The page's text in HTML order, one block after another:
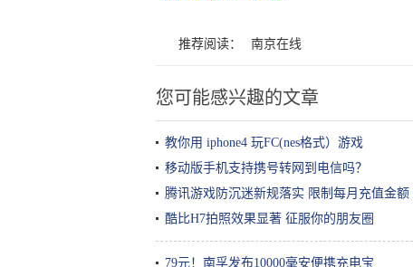
推荐阅读： 南京在线
您可能感兴趣的文章
教你用 iphone4 玩FC(nes格式）游戏
移动版手机支持携号转网到电信吗？
腾讯游戏防沉迷新规落实 限制每月充值金额
酷比H7拍照效果显著 征服你的朋友圈
79元！南孚发布10000毫安便携充电宝